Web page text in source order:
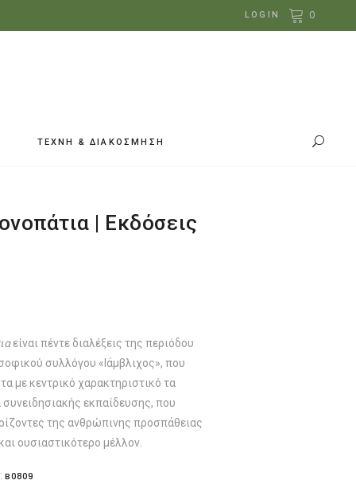
LOGIN 0
ΤΕΧΝΗ & ΔΙΑΚΟΣΜΗΣΗ
| Εκδόσεις
είναι πέντε διαλέξεις της περιόδου
συλλόγου «Ιάμβλιχος», που
με κεντρικό χαρακτηριστικό τα
εκπαίδευσης, που
της ανθρώπινης προσπάθειας
ουσιαστικότερο μέλλον.
B0809